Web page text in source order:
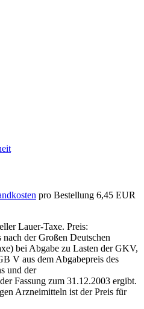
pro Bestellung 6,45 EUR
Lauer-Taxe. Preis:
der Großen Deutschen
bei Abgabe zu Lasten der GKV,
V aus dem Abgabepreis des
und der
Fassung zum 31.12.2003 ergibt.
Arzneimitteln ist der Preis für